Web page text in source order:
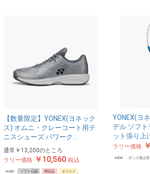
【数量限定】YONEX(ヨネック
ス) オムニ・クレーコート用テ
ニスシューズ パワーク…
通常 ￥13,200のところ
ラリー価格 ￥10,560税込
NEW ソフト公認 限定品 オススメ
YONEX(ヨ
デル ソフ
ット張り上
ラリー価格
NEW ガット張上済